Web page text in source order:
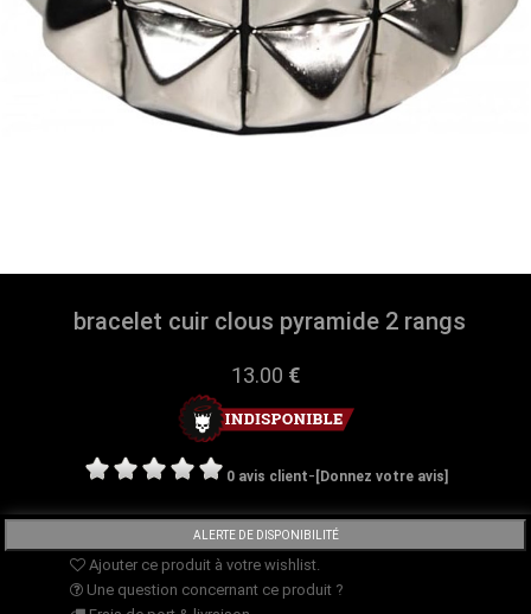
bracelet cuir clous pyramide 2 rangs
13.00 €
0 avis client- [Donnez votre avis]
Ajouter ce produit à votre wishlist.
Une question concernant ce produit ?